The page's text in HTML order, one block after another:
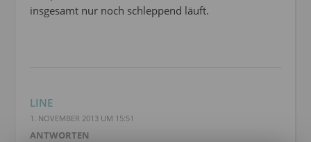
insgesamt nur noch schleppend läuft.
LINE
1. NOVEMBER 2013 UM 15:51
ANTWORTEN